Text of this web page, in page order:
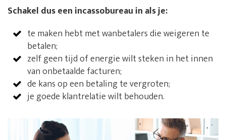
Schakel dus een incassobureau in als je:
te maken hebt met wanbetalers die weigeren te
betalen;
zelf geen tijd of energie wilt steken in het innen
van onbetaalde facturen;
de kans op een betaling te vergroten;
je goede klantrelatie wilt behouden.